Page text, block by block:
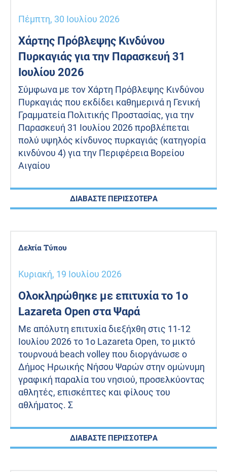
Πέμπτη, 30 Ιουλίου 2026
Χάρτης Πρόβλεψης Κινδύνου
Πυρκαγιάς για την Παρασκευή 31
Ιουλίου 2026
Σύμφωνα με τον Χάρτη Πρόβλεψης Κινδύνου
Πυρκαγιάς που εκδίδει καθημερινά η Γενική
Γραμματεία Πολιτικής Προστασίας, για την
Παρασκευή 31 Ιουλίου 2026 προβλέπεται
πολύ υψηλός κίνδυνος πυρκαγιάς (κατηγορία
κινδύνου 4) για την Περιφέρεια Βορείου
Αιγαίου
ΔΙΑΒΑΣΤΕ ΠΕΡΙΣΣΟΤΕΡΑ
Δελτία Τύπου
Κυριακή, 19 Ιουλίου 2026
Ολοκληρώθηκε με επιτυχία το 1ο
Lazareta Open στα Ψαρά
Με απόλυτη επιτυχία διεξήχθη στις 11-12
Ιουλίου 2026 το 1ο Lazareta Open, το μικτό
τουρνουά beach volley που διοργάνωσε ο
Δήμος Ηρωικής Νήσου Ψαρών στην ομώνυμη
γραφική παραλία του νησιού, προσελκύοντας
αθλητές, επισκέπτες και φίλους του
αθλήματος. Σ
ΔΙΑΒΑΣΤΕ ΠΕΡΙΣΣΟΤΕΡΑ